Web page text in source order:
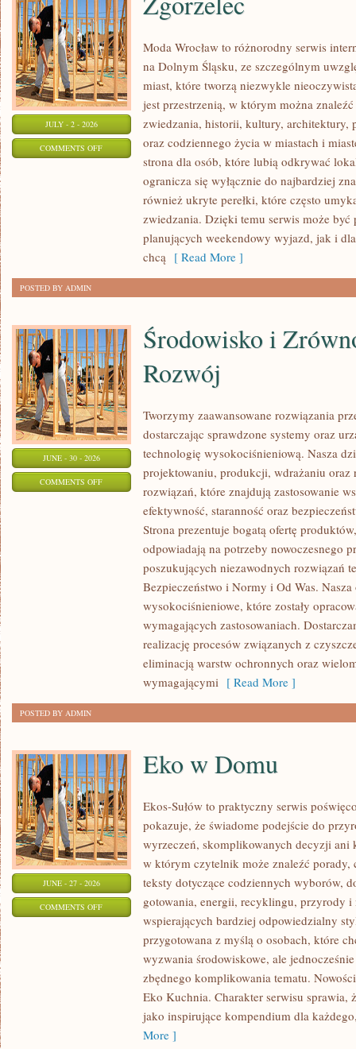
JULY - 2 - 2026
COMMENTS OFFON
ZGORZELEC
Moda Wrocław to różnorodny serwis
na Dolnym Śląsku, ze szczególnym
miast, które tworzą niezwykle
jest przestrzenią, w którym można
zwiedzania, historii, kultury, architektury,
oraz codziennego życia w miastach i
strona dla osób, które lubią odkrywać
ogranicza się wyłącznie do najbardziej
również ukryte perełki, które często
zwiedzania. Dzięki temu serwis może
planujących weekendowy wyjazd, jak i
chcą [ Read More ]
POSTED BY ADMIN
JUNE - 30 - 2026
COMMENTS OFFON
Środowisko i
Rozwój
Tworzymy zaawansowane rozwiązania
dostarczając sprawdzone systemy oraz
technologię wysokociśnieniową. Nasza
projektowaniu, produkcji, wdrażaniu oraz
rozwiązań, które znajdują zastosowanie
efektywność, staranność oraz
Strona prezentuje bogatą ofertę
odpowiadają na potrzeby nowoczesnego
poszukujących niezawodnych rozwiązań
Bezpieczeństwo i Normy i Od Was.
wysokociśnieniowe, które zostały
wymagających zastosowaniach.
realizację procesów związanych z
eliminacją warstw ochronnych oraz
wymagającymi [ Read More ]
POSTED BY ADMIN
JUNE - 27 - 2026
COMMENTS OFFON
Eko w Domu
Ekos-Sułów to praktyczny serwis
pokazuje, że świadome podejście do
wyrzeczeń, skomplikowanych decyzji ani
w którym czytelnik może znaleźć porady,
teksty dotyczące codziennych wyborów,
gotowania, energii, recyklingu, przyrody i
wspierających bardziej odpowiedzialny
przygotowana z myślą o osobach, które
wyzwania środowiskowe, ale
zbędnego komplikowania tematu.
Eko Kuchnia. Charakter serwisu sprawia,
jako inspirujące kompendium dla
More ]